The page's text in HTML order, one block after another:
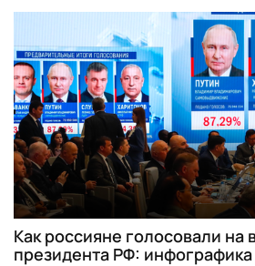
Как россияне голосовали на
президента РФ: инфографика